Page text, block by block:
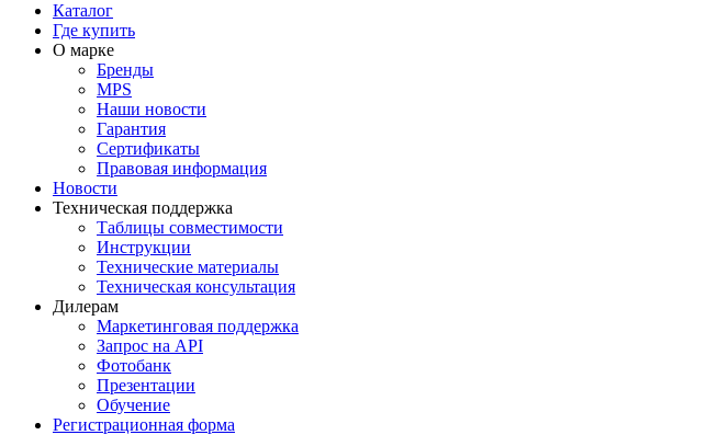
Каталог
Где купить
О марке
Бренды
MPS
Наши новости
Гарантия
Сертификаты
Правовая информация
Новости
Техническая поддержка
Таблицы совместимости
Инструкции
Технические материалы
Техническая консультация
Дилерам
Маркетинговая поддержка
Запрос на API
Фотобанк
Презентации
Обучение
Регистрационная форма